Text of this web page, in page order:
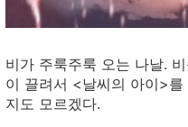
비가 주룩주룩 오는 나날.
이 끌려서 <날씨의 아이>
지도 모르겠다.